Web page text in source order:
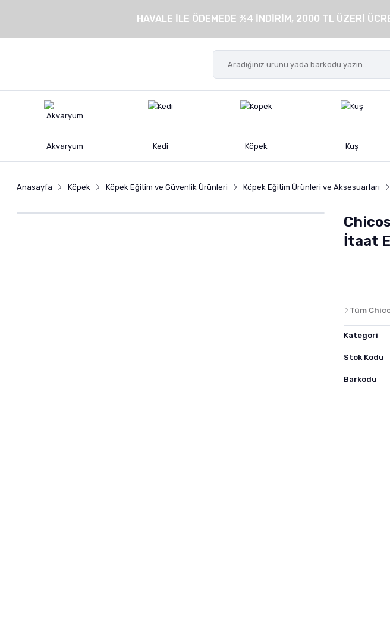
HAVALE İLE ÖDEMEDE %4 İNDİRİM, 2000 TL ÜZERİ
Akvaryum Kedi Köpek Kuş
Anasayfa Köpek Köpek Eğitim ve Güvenlik Ürünleri Köpek Eğitim Ürünleri ve Aksesuarları
İtaat
Tüm
Kategori
Stok Kodu
Barkodu